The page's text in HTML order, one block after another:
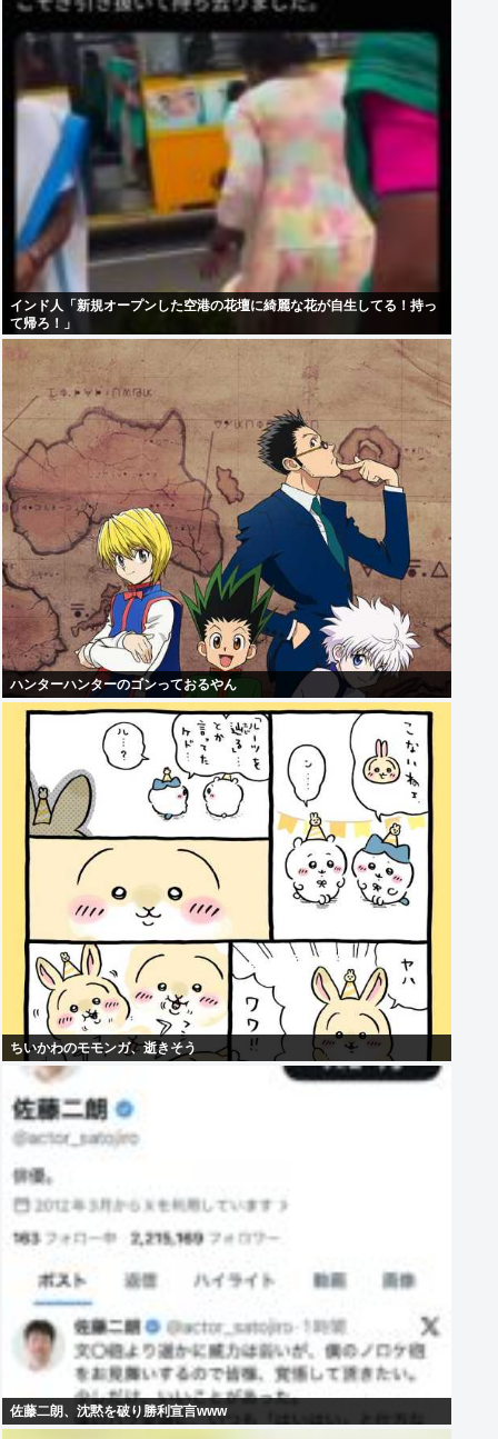
インド人「新規オープンした空港の花壇に綺麗な花が自生してる！持っ
て帰ろ！」
ハンターハンターのゴンっておるやん
ちいかわのモモンガ、逝きそう
佐藤二朗、沈黙を破り勝利宣言www